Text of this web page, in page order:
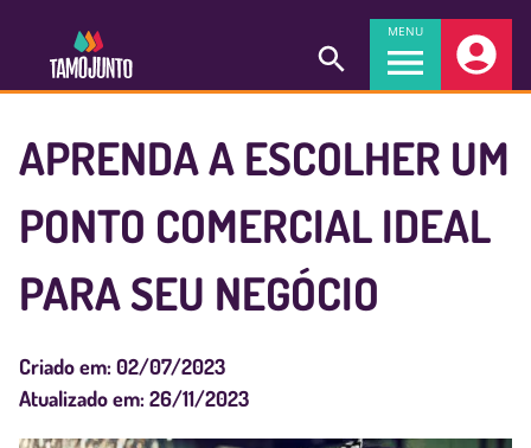
MENU
APRENDA A ESCOLHER UM
PONTO COMERCIAL IDEAL
PARA SEU NEGÓCIO
Criado em:02/07/2023
Atualizado em:26/11/2023